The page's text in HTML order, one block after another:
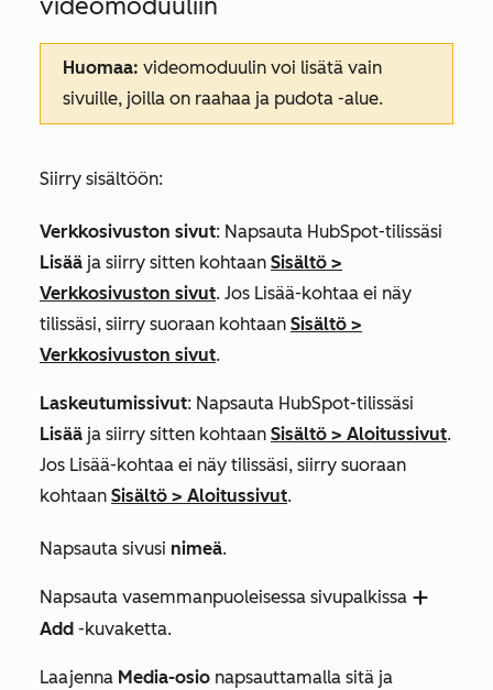
videomoduuliin
Huomaa: videomoduulin voi lisätä vain
sivuille, joilla on raahaa ja pudota -alue.
Siirry sisältöön:
Verkkosivuston sivut: Napsauta HubSpot-tilissäsi
Lisää ja siirry sitten kohtaan Sisältö >
Verkkosivuston sivut. Jos Lisää-kohtaa ei näy
tilissäsi, siirry suoraan kohtaan Sisältö >
Verkkosivuston sivut.
Laskeutumissivut: Napsauta HubSpot-tilissäsi
Lisää ja siirry sitten kohtaan Sisältö > Aloitussivut.
Jos Lisää-kohtaa ei näy tilissäsi, siirry suoraan
kohtaan Sisältö > Aloitussivut.
Napsauta sivusi nimeä.
Napsauta vasemmanpuoleisessa sivupalkissa add
Add -kuvaketta.
Laajenna Media-osio napsauttamalla sitä ja